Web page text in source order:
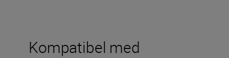
Kompatibel med